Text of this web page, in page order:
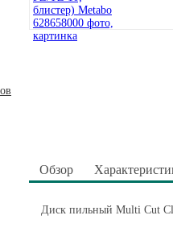
Обзор
Диск пильный Multi Cut